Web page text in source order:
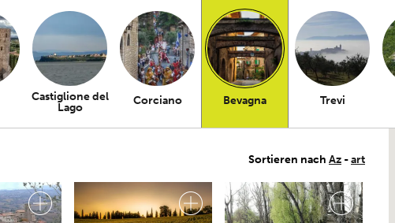
Castiglione del
Lago
Corciano Bevagna Trevi
Sortieren nach Az -art